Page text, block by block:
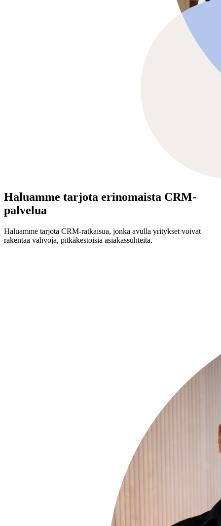
Haluamme tarjota erinomaista CRM-
palvelua
Haluamme tarjota CRM-ratkaisua, jonka avulla yritykset voivat
rakentaa vahvoja, pitkäkestoisia asiakassuhteita.